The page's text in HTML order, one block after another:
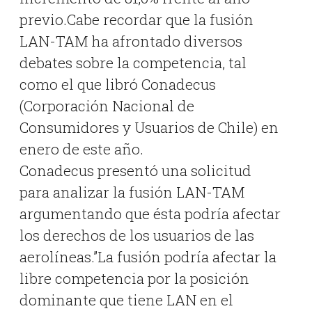
previo.Cabe recordar que la fusión
LAN-TAM ha afrontado diversos
debates sobre la competencia, tal
como el que libró Conadecus
(Corporación Nacional de
Consumidores y Usuarios de Chile) en
enero de este año.
Conadecus presentó una solicitud
para analizar la fusión LAN-TAM
argumentando que ésta podría afectar
los derechos de los usuarios de las
aerolíneas.”La fusión podría afectar la
libre competencia por la posición
dominante que tiene LAN en el